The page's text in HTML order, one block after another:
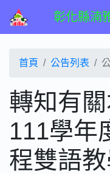
彰化縣湳
首頁 公告列表
轉知有
111學年
程雙語